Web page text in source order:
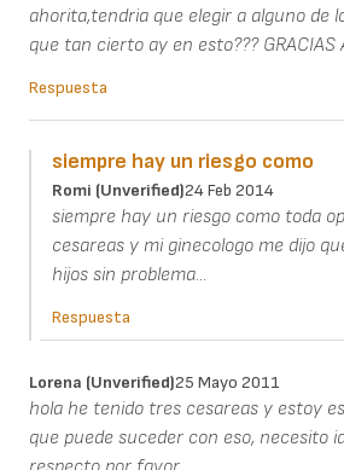
ahorita,tendria que elegir a alguno de
que tan cierto ay en esto??? GRACIAS
Respuesta
siempre hay un riesgo como
Romi (unverified)24 Feb 2014
siempre hay un riesgo como toda
cesareas y mi ginecologo me dijo
hijos sin problema...
Respuesta
Lorena (unverified)25 Mayo 2011
hola he tenido tres cesareas y estoy
que puede suceder con eso, necesito